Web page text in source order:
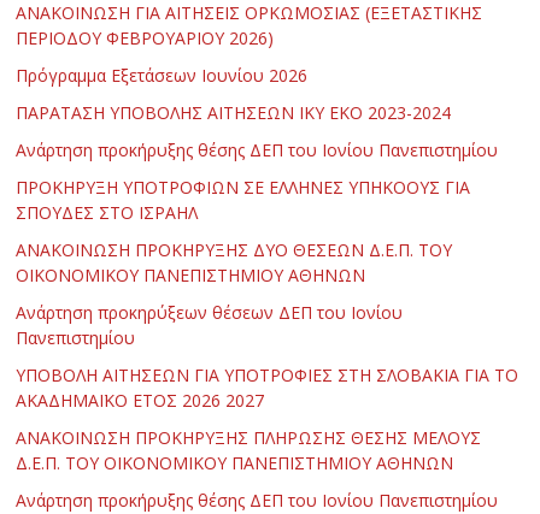
ΑΝΑΚΟΙΝΩΣΗ ΓΙΑ ΑΙΤΗΣΕΙΣ ΟΡΚΩΜΟΣΙΑΣ (ΕΞΕΤΑΣΤΙΚΗΣ
ΠΕΡΙΟΔΟΥ ΦΕΒΡΟΥΑΡΙΟΥ 2026)
Πρόγραμμα Εξετάσεων Ιουνίου 2026
ΠΑΡΑΤΑΣΗ ΥΠΟΒΟΛΗΣ ΑΙΤΗΣΕΩΝ ΙΚΥ ΕΚΟ 2023-2024
Ανάρτηση προκήρυξης θέσης ΔΕΠ του Ιονίου Πανεπιστημίου
ΠΡΟΚΗΡΥΞΗ ΥΠΟΤΡΟΦΙΩΝ ΣΕ ΕΛΛΗΝΕΣ ΥΠΗΚΟΟΥΣ ΓΙΑ
ΣΠΟΥΔΕΣ ΣΤΟ ΙΣΡΑΗΛ
ΑΝΑΚΟΙΝΩΣΗ ΠΡΟΚΗΡΥΞΗΣ ΔΥΟ ΘΕΣΕΩΝ Δ.Ε.Π. ΤΟΥ
ΟΙΚΟΝΟΜΙΚΟΥ ΠΑΝΕΠΙΣΤΗΜΙΟΥ ΑΘΗΝΩΝ
Ανάρτηση προκηρύξεων θέσεων ΔΕΠ του Ιονίου
Πανεπιστημίου
ΥΠΟΒΟΛΗ ΑΙΤΗΣΕΩΝ ΓΙΑ ΥΠΟΤΡΟΦΙΕΣ ΣΤΗ ΣΛΟΒΑΚΙΑ ΓΙΑ ΤΟ
ΑΚΑΔΗΜΑΪΚΟ ΕΤΟΣ 2026 2027
ΑΝΑΚΟΙΝΩΣΗ ΠΡΟΚΗΡΥΞΗΣ ΠΛΗΡΩΣΗΣ ΘΕΣΗΣ ΜΕΛΟΥΣ
Δ.Ε.Π. ΤΟΥ ΟΙΚΟΝΟΜΙΚΟΥ ΠΑΝΕΠΙΣΤΗΜΙΟΥ ΑΘΗΝΩΝ
Ανάρτηση προκήρυξης θέσης ΔΕΠ του Ιονίου Πανεπιστημίου